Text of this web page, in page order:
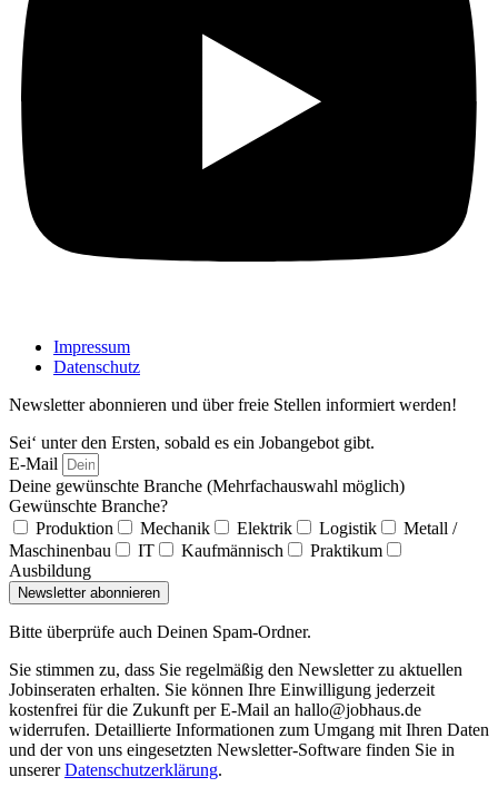
Impressum
Datenschutz
Newsletter abonnieren und über freie Stellen informiert werden!
Sei‘ unter den Ersten, sobald es ein Jobangebot gibt.
E-Mail
Deine gewünschte Branche (Mehrfachauswahl möglich)
Gewünschte Branche?
Produktion
Mechanik Elektrik Logistik
Metall /
Maschinenbau
IT Kaufmännisch
Praktikum
Ausbildung
Newsletter abonnieren
Bitte überprüfe auch Deinen Spam-Ordner.
Sie stimmen zu, dass Sie regelmäßig den Newsletter zu aktuellen
Jobinseraten erhalten. Sie können Ihre Einwilligung jederzeit
kostenfrei für die Zukunft per E-Mail an hallo@jobhaus.de
widerrufen. Detaillierte Informationen zum Umgang mit Ihren Daten
und der von uns eingesetzten Newsletter-Software finden Sie in
unsererDatenschutzerklärung.